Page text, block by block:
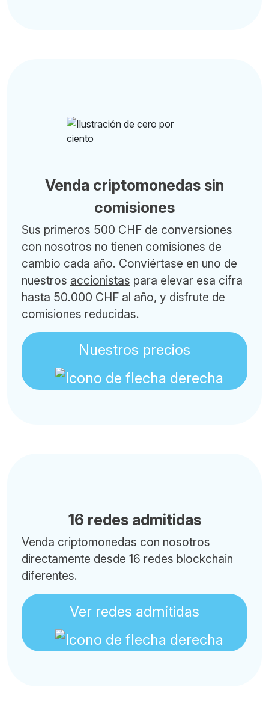
Venda criptomonedas sin
comisiones
Sus primeros 500 CHF de conversiones
con nosotros no tienen comisiones de
cambio cada año. Conviértase en uno de
nuestros accionistas para elevar esa cifra
hasta 50.000 CHF al año, y disfrute de
comisiones reducidas.
Nuestros precios
16 redes admitidas
Venda criptomonedas con nosotros
directamente desde 16 redes blockchain
diferentes.
Ver redes admitidas